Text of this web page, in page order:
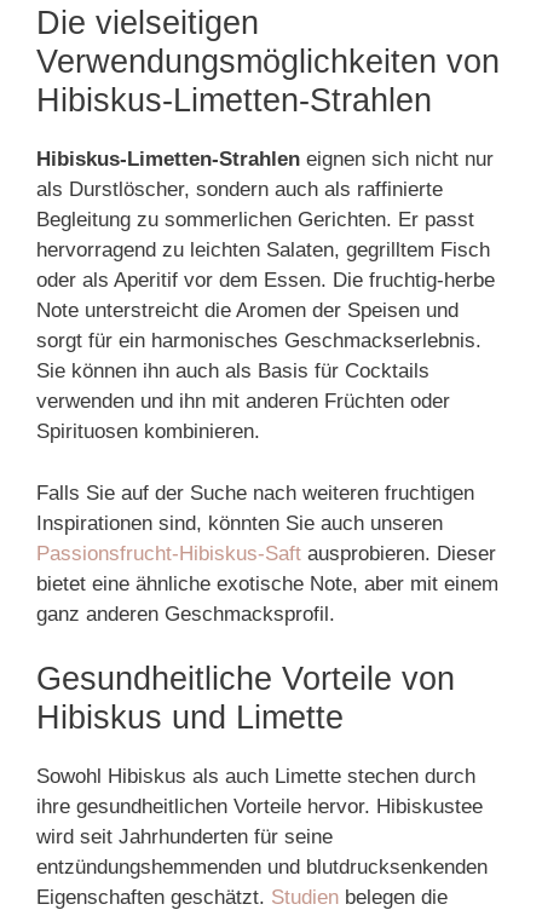
Die vielseitigen
Verwendungsmöglichkeiten von
Hibiskus-Limetten-Strahlen
Hibiskus-Limetten-Strahlen eignen sich nicht nur
als Durstlöscher, sondern auch als raffinierte
Begleitung zu sommerlichen Gerichten. Er passt
hervorragend zu leichten Salaten, gegrilltem Fisch
oder als Aperitif vor dem Essen. Die fruchtig-herbe
Note unterstreicht die Aromen der Speisen und
sorgt für ein harmonisches Geschmackserlebnis.
Sie können ihn auch als Basis für Cocktails
verwenden und ihn mit anderen Früchten oder
Spirituosen kombinieren.
Falls Sie auf der Suche nach weiteren fruchtigen
Inspirationen sind, könnten Sie auch unseren
Passionsfrucht-Hibiskus-Saft ausprobieren. Dieser
bietet eine ähnliche exotische Note, aber mit einem
ganz anderen Geschmacksprofil.
Gesundheitliche Vorteile von
Hibiskus und Limette
Sowohl Hibiskus als auch Limette stechen durch
ihre gesundheitlichen Vorteile hervor. Hibiskustee
wird seit Jahrhunderten für seine
entzündungshemmenden und blutdrucksenkenden
Eigenschaften geschätzt. Studien belegen die